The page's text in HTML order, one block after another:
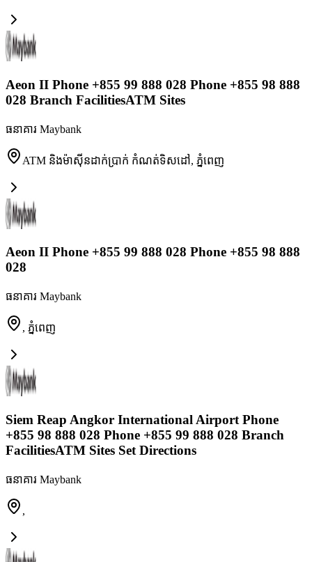
Aeon II Phone +855 99 888 028 Phone +855 98 888
028 Branch FacilitiesATM Sites
ធនាគារ Maybank
ATM និងម៉ាស៊ីនដាក់ប្រាក់ កំណត់ទិសដៅ, ភ្នំពេញ
Aeon II Phone +855 99 888 028 Phone +855 98 888
028
ធនាគារ Maybank
, ភ្នំពេញ
Siem Reap Angkor International Airport Phone
+855 98 888 028 Phone +855 99 888 028 Branch
FacilitiesATM Sites Set Directions
ធនាគារ Maybank
,